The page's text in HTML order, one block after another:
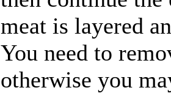
meat is layered
You need to
otherwise you